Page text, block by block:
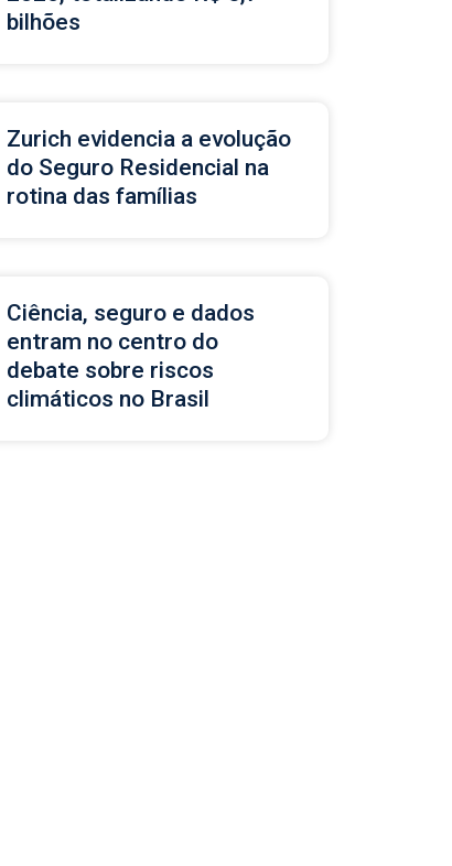
bilhões
Zurich evidencia a evolução
do Seguro Residencial na
rotina das famílias
Ciência, seguro e dados
entram no centro do
debate sobre riscos
climáticos no Brasil